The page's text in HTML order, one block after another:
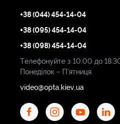
+38 (044) 454-14-04
+38 (095) 454-14-04
+38 (098) 454-14-04
Телефонуйте з 10:00 до
Понеділок – П'ятниця
video@opta.kiev.ua